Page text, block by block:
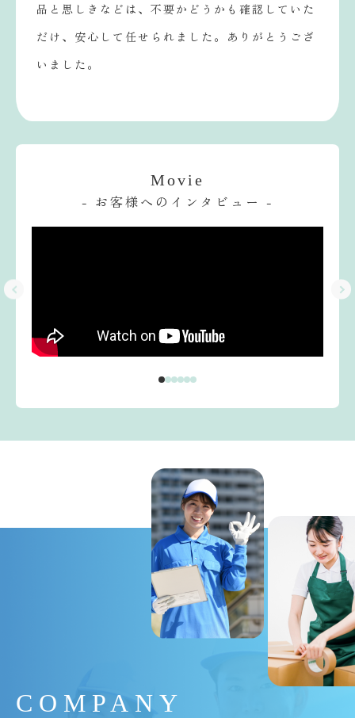
品と思しきなどは、不要かどうかも確認していた
だけ、安心して任せられました。ありがとうござ
いました。
Movie
- お客様へのインタビュー -
C O M P A N Y